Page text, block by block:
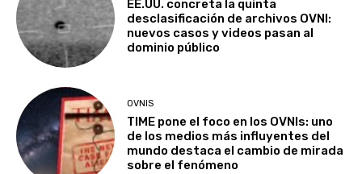
EE.UU. concreta la quinta
desclasificación de archivos OVNI:
nuevos casos y videos pasan al
dominio público
OVNIS
TIME pone el foco en los OVNIs: uno
de los medios más influyentes del
mundo destaca el cambio de mirada
sobre el fenómeno